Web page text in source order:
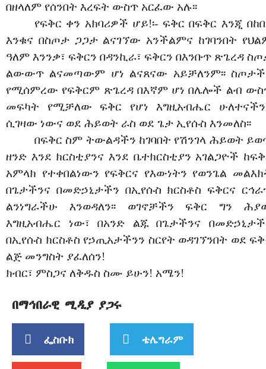
በዘላለም የሰንበት እረፍት ውስጥ አርፈው አሉ፡፡
የፍቅር ቀን አክባሪዎች ሆይ!፡- ፍቅር በፍቅር እንጂ
እንቁና በስጦታ ጋጋታ ልናገኘው አንችልምና ከገባንበት
ዓለም እንንቃ፣ ፍቅርን በዳንኪራ፣ ፍቅርን በእንቡጥ ጽጌረዳ
ልውውጥ ልናመጣውም ሆነ ልናጸናው አይቻለንም፡፡
የሚሰምረው የፍቅርም ጽጌረዳ በእኛም ሆነ በሌሎች ልብ
መፍካት የሚቻለው ፍቅር የሆነ እግዚአብሔር
ሲገዛው ነውና ወደ ሕይወት ራስ ወደ ጌታ ኢየሱስ እንመለስ፡፡
በፍቅር ስም ትውልዳችን ከገባበት የሽንገላ ሕይወት
ዘንድ እንደ ክርስቲያንና እንደ ቤተክርስቲያን አገልጋዮች
አምላክ የተቀበልነውን የፍቅርና የእውነትን የወንጌል
በጌታችንና በመድኃኒታችን በኢየሱስ ክርስቶስ ፍቅርና
ልንነግራችሁ እንወዳለን፡፡ ወገኖቻችን ፍቅር ግን
እግዚአብሔር ነው፣ በአንድ ልጁ በጌታችንና
በኢየሱስ ክርስቶስ የኃጢአታችንን ስርየት ወዳገኘንበት ወደ
ልጅ መንግስት ያፈለሰን!
ክብር፣ ምስጋና ለቅዱስ ስሙ ይሁን! አሜን!
በማኅበራዊ ሚዲያ ያጋሩ
ፌስቡክ ቴሌግራም